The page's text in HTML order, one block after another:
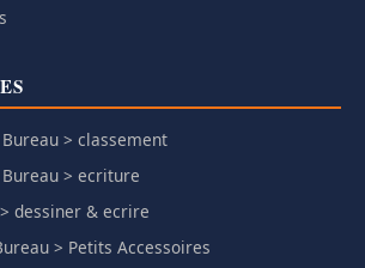
> classement
> ecriture
dessiner & ecrire
> Petits Accessoires